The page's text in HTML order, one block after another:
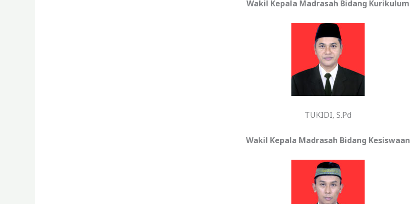
Wakil Kepala Madrasah Bidang Kurikulum
TUKIDI, S.Pd
Wakil Kepala Madrasah Bidang Kesiswaan